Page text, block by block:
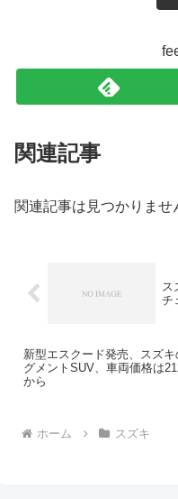
関連記事
関連記事は見つかりませ
ス
チ
新型エスクード発売、スズ
グメントSUV、車両価格は
から
ホーム スズキ